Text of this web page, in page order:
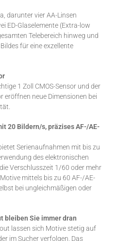
darunter vier AA-Linsen
ED-Glaselemente (Extra-low
Telebereich hinweg und
für eine exzellente
1 Zoll CMOS-Sensor und der
eröffnen neue Dimensionen bei
20 Bildern/s, präzises AF-/AE-
Serienaufnahmen mit bis zu
des elektronischen
Verschlusszeit 1/60 oder mehr
mittels bis zu 60 AF-/AE-
bei ungleichmäßigen oder
bleiben Sie immer dran
lassen sich Motive stetig auf
im Sucher verfolgen. Das